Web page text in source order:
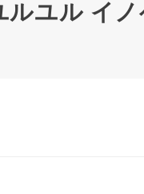
ルユル イ